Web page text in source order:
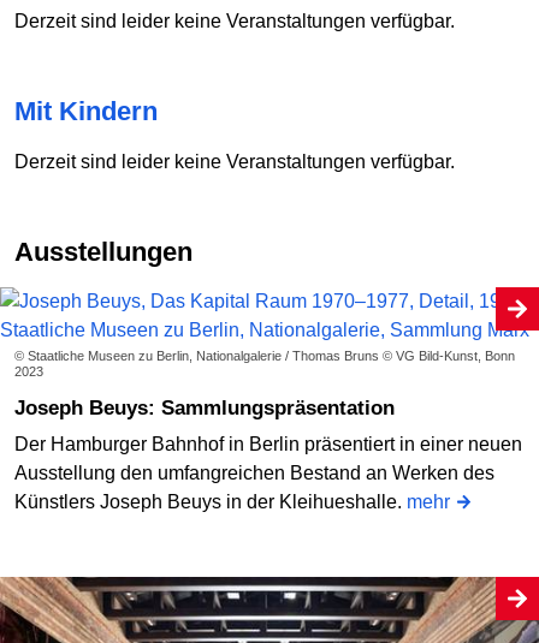
Derzeit sind leider keine Veranstaltungen verfügbar.
Mit Kindern
Derzeit sind leider keine Veranstaltungen verfügbar.
Ausstellungen
© Staatliche Museen zu Berlin, Nationalgalerie / Thomas Bruns © VG Bild-Kunst, Bonn
2023
Joseph Beuys: Sammlungspräsentation
Der Hamburger Bahnhof in Berlin präsentiert in einer neuen
Ausstellung den umfangreichen Bestand an Werken des
Künstlers Joseph Beuys in der Kleihueshalle. mehr